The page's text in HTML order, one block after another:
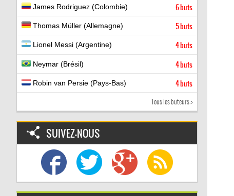
James Rodriguez (Colombie) 6 buts
Thomas Müller (Allemagne) 5 buts
Lionel Messi (Argentine) 4 buts
Neymar (Brésil) 4 buts
Robin van Persie (Pays-Bas) 4 buts
Tous les buteurs >
SUIVEZ-NOUS